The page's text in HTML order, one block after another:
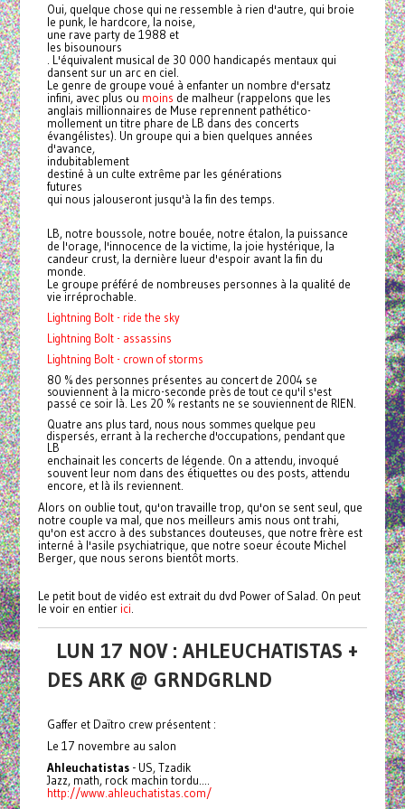
Oui, quelque chose qui ne ressemble à rien d'autre, qui broie
le punk, le hardcore, la noise,
une rave party de 1988 et
les bisounours
. L'équivalent musical de 30 000 handicapés mentaux qui
dansent sur un arc en ciel.
Le genre de groupe voué à enfanter un nombre d'ersatz
infini, avec plus ou moins de malheur (rappelons que les
anglais millionnaires de Muse reprennent pathético-
mollement un titre phare de LB dans des concerts
évangélistes). Un groupe qui a bien quelques années
d'avance,
indubitablement
destiné à un culte extrême par les générations
futures
qui nous jalouseront jusqu'à la fin des temps.
LB, notre boussole, notre bouée, notre étalon, la puissance
de l'orage, l'innocence de la victime, la joie hystérique, la
candeur crust, la dernière lueur d'espoir avant la fin du
monde.
Le groupe préféré de nombreuses personnes à la qualité de
vie irréprochable.
Lightning Bolt - ride the sky
Lightning Bolt - assassins
Lightning Bolt - crown of storms
80 % des personnes présentes au concert de 2004 se
souviennent à la micro-seconde près de tout ce qu'il s'est
passé ce soir là. Les 20 % restants ne se souviennent de RIEN.
Quatre ans plus tard, nous nous sommes quelque peu
dispersés, errant à la recherche d'occupations, pendant que
LB
enchainait les concerts de légende. On a attendu, invoqué
souvent leur nom dans des étiquettes ou des posts, attendu
encore, et là ils reviennent.
Alors on oublie tout, qu'on travaille trop, qu'on se sent seul, que
notre couple va mal, que nos meilleurs amis nous ont trahi,
qu'on est accro à des substances douteuses, que notre frère est
interné à l'asile psychiatrique, que notre soeur écoute Michel
Berger, que nous serons bientôt morts.
Le petit bout de vidéo est extrait du dvd Power of Salad. On peut
le voir en entier ici
LUN 17 NOV : AHLEUCHATISTAS +
DES ARK @ GRNDGRLND
Gaffer et Daïtro crew présentent :
Le 17 novembre au salon
Ahleuchatistas- US, Tzadik
Jazz, math, rock machin tordu....
http://www.ahleuchatistas.com/